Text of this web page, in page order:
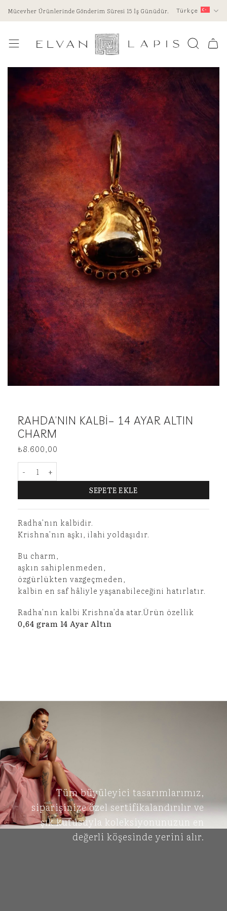
atla
Mücevher Ürünlerinde Gönderim Süresi 15 İş Günüdür. Türkçe
RAHDA’NIN KALBİ– 14 AYAR ALTIN
CHARM
₺8.600,00
RAHDA'NIN KALBİ– 14 AYAR ALTIN CHARM adet
SEPETE EKLE
Radha’nın kalbidir.
Krishna’nın aşkı, ilahi yoldaşıdır.
Bu charm,
aşkın sahiplenmeden,
özgürlükten vazgeçmeden,
kalbin en saf hâliyle yaşanabileceğini hatırlatır.
Radha’nın kalbi Krishna’da atar.Ürün özellik
0,64 gram 14 Ayar Altın
Tüm büyüleyici tasarımlarımız,
siparişinize özel sertifikalandırılır ve
şık kutusuyla koleksiyonunuzun en
değerli köşesinde yerini alır.